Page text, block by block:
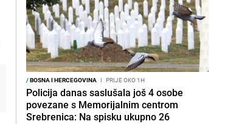
/BOSNA I HERCEGOVINA I PRIJE OKO 1H
Policija danas saslušala još 4 osobe
povezane s Memorijalnim centrom
Srebrenica: Na spisku ukupno 26